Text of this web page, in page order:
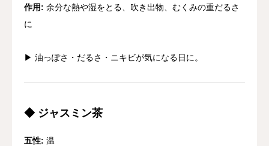
作用: 余分な熱や湿をとる、吹き出物、むくみの重だるさ
に
▶︎ 油っぽさ・だるさ・ニキビが気になる日に。
◆ ジャスミン茶
五性: 温